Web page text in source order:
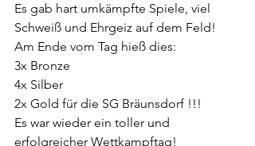
Es gab hart umkämpfte Spiele, viel
Schweiß und Ehrgeiz auf dem Feld!
Am Ende vom Tag hieß dies:
3x Bronze
4x Silber
2x Gold für die SG Bräunsdorf !!!
Es war wieder ein toller und
erfolgreicher Wettkampftag!